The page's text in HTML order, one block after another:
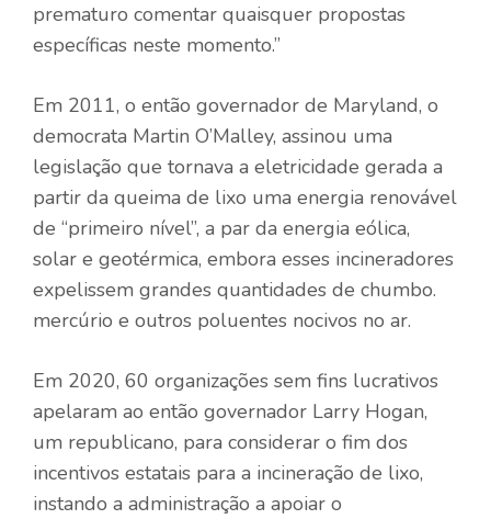
prematuro comentar quaisquer propostas
específicas neste momento.”
Em 2011, o então governador de Maryland, o
democrata Martin O’Malley, assinou uma
legislação que tornava a eletricidade gerada a
partir da queima de lixo uma energia renovável
de “primeiro nível”, a par da energia eólica,
solar e geotérmica, embora esses incineradores
expelissem grandes quantidades de chumbo.
mercúrio e outros poluentes nocivos no ar.
Em 2020, 60 organizações sem fins lucrativos
apelaram ao então governador Larry Hogan,
um republicano, para considerar o fim dos
incentivos estatais para a incineração de lixo,
instando a administração a apoiar o